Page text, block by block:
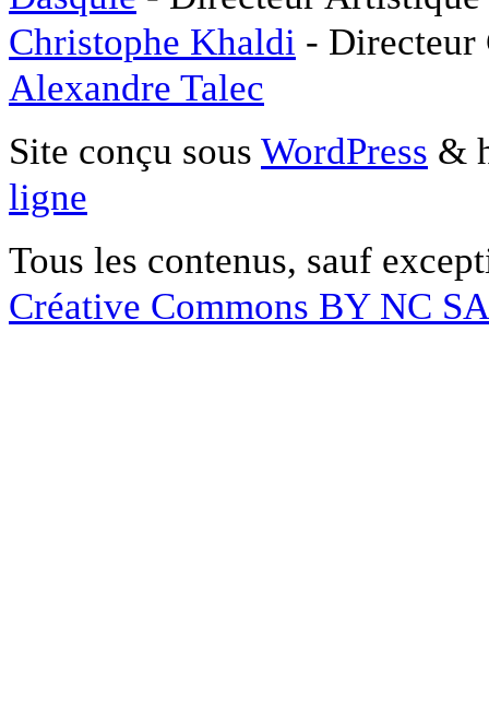
Christophe Khaldi -
Alexandre Talec
Site conçu sous WordPress &
ligne
Tous les contenus, sauf
Créative Commons BY NC SA